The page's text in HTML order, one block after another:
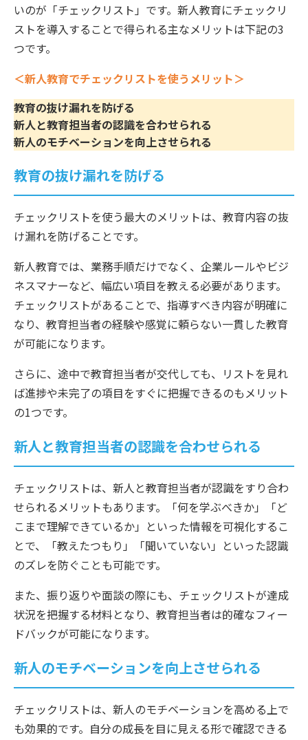
いのが「チェックリスト」です。新人教育にチェックリ
ストを導入することで得られる主なメリットは下記の3
つです。
＜新人教育でチェックリストを使うメリット＞
教育の抜け漏れを防げる
新人と教育担当者の認識を合わせられる
新人のモチベーションを向上させられる
教育の抜け漏れを防げる
チェックリストを使う最大のメリットは、教育内容の抜
け漏れを防げることです。
新人教育では、業務手順だけでなく、企業ルールやビジ
ネスマナーなど、幅広い項目を教える必要があります。
チェックリストがあることで、指導すべき内容が明確に
なり、教育担当者の経験や感覚に頼らない一貫した教育
が可能になります。
さらに、途中で教育担当者が交代しても、リストを見れ
ば進捗や未完了の項目をすぐに把握できるのもメリット
の1つです。
新人と教育担当者の認識を合わせられる
チェックリストは、新人と教育担当者が認識をすり合わ
せられるメリットもあります。「何を学ぶべきか」「ど
こまで理解できているか」といった情報を可視化するこ
とで、「教えたつもり」「聞いていない」といった認識
のズレを防ぐことも可能です。
また、振り返りや面談の際にも、チェックリストが達成
状況を把握する材料となり、教育担当者は的確なフィー
ドバックが可能になります。
新人のモチベーションを向上させられる
チェックリストは、新人のモチベーションを高める上で
も効果的です。自分の成長を目に見える形で確認できる